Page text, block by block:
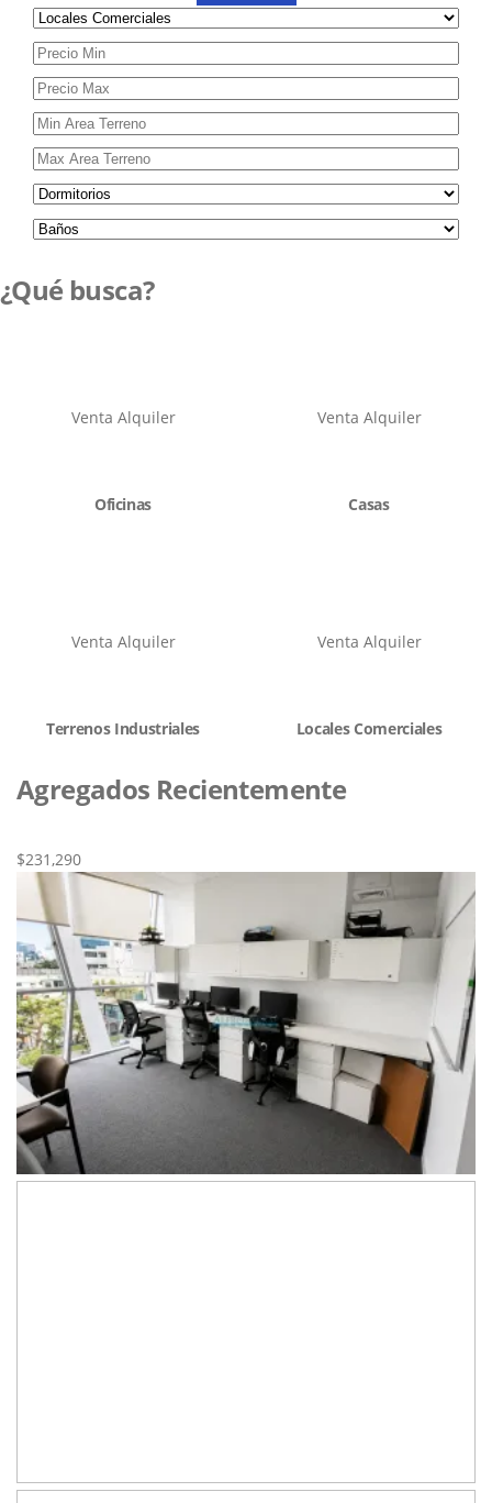
¿Qué busca?
Venta Alquiler
Oficinas
Venta Alquiler
Casas
Venta Alquiler
Terrenos Industriales
Venta Alquiler
Locales Comerciales
Agregados Recientemente
$231,290